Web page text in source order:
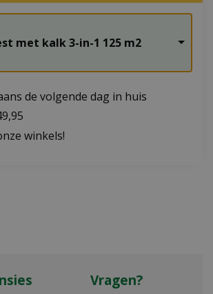
met kalk 3-in-1 125 m2
de volgende dag in huis
winkels!
Vragen?